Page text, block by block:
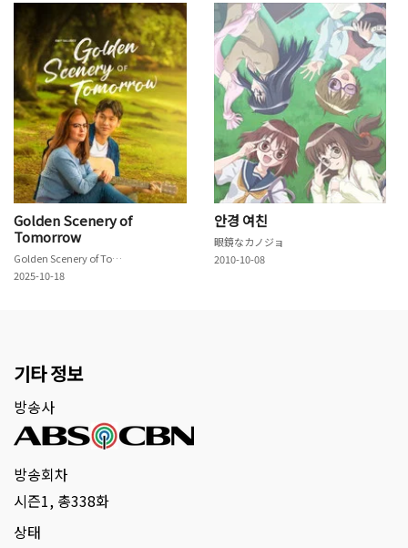
Golden Scenery of
Tomorrow
Golden Scenery of Tomorrow
2025-10-18
안경 여친
眼鏡なカノジョ
2010-10-08
기타 정보
방송사
방송회차
시즌1, 총338화
상태